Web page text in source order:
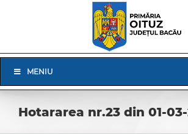
Navigation
MENIU
Hotararea nr.23 din 01-